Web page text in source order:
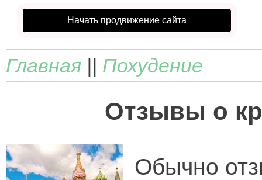
Начать продвижение сайта
Главная || Похудение
Отзывы о
Обычно